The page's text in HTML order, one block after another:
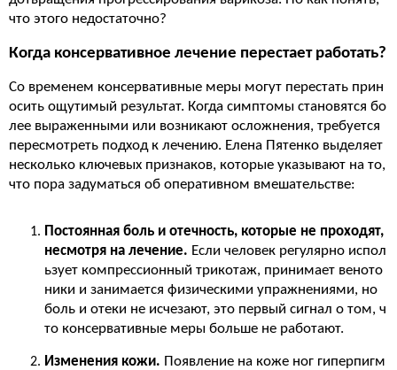
что этого недостаточно?
Когда консервативное лечение перестает работать?
Со временем консервативные меры могут перестать прин
осить ощутимый результат. Когда симптомы становятся бо
лее выраженными или возникают осложнения, требуется
пересмотреть подход к лечению. Елена Пятенко выделяет
несколько ключевых признаков, которые указывают на то,
что пора задуматься об оперативном вмешательстве:
Постоянная боль и отечность, которые не проходят,
несмотря на лечение. Если человек регулярно испол
ьзует компрессионный трикотаж, принимает веното
ники и занимается физическими упражнениями, но
боль и отеки не исчезают, это первый сигнал о том, ч
то консервативные меры больше не работают.
Изменения кожи. Появление на коже ног гиперпигм